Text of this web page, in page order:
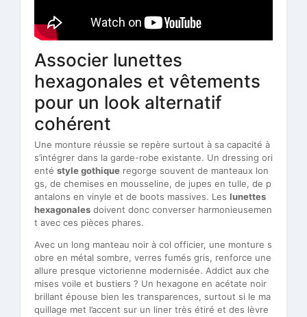
Associer lunettes
hexagonales et vêtements
pour un look alternatif
cohérent
Une monture réussie se repère surtout à sa capacité à
s’intégrer dans la garde-robe existante. Un dressing ori
enté style gothique regorge souvent de manteaux lon
gs, de chemises en mousseline, de jupes en tulle, de p
antalons en vinyle et de boots massives. Les lunettes
hexagonales doivent donc converser harmonieusemen
t avec ces pièces phares.
Avec un long manteau noir à col officier, une monture s
obre en métal sombre, verres fumés gris, renforce une
allure presque victorienne modernisée. Addict aux che
mises voile et bustiers ? Un hexagone en acétate noir
brillant épouse bien les transparences, surtout si le ma
quillage met l’accent sur un liner très étiré et des lèvre